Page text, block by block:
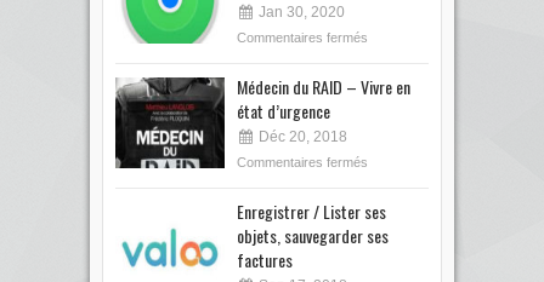
Jan 30, 2020
Commentaires fermés
Médecin du RAID – Vivre en
état d’urgence
Déc 20, 2018
Commentaires fermés
Enregistrer / Lister ses
objets, sauvegarder ses
factures